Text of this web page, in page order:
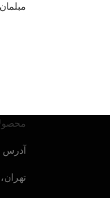
مبلمان
آدرس
تهران،